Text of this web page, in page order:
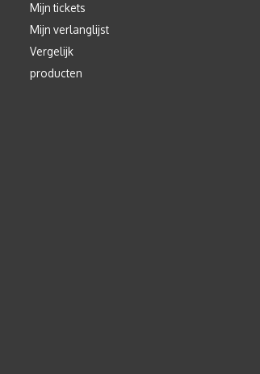
Mijn tickets
Mijn verlanglijst
Vergelijk
producten